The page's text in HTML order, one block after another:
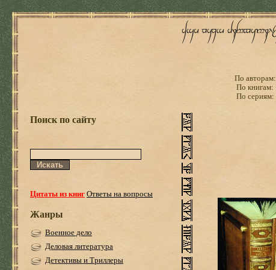
По авторам:
По книгам:
По сериям:
Поиск по сайту
Цитаты из книгОтветы на вопросы
Жанры
Военное дело
Деловая литература
Детективы и Триллеры